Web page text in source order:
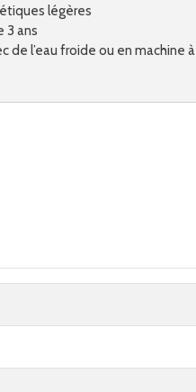
légères
3 ans
de l’eau froide ou en machine à